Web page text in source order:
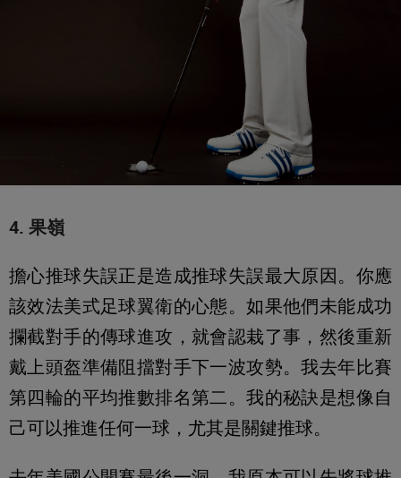
4. 果嶺
擔心推球失誤正是造成推球失誤最大原因。你應
該效法美式足球翼衛的心態。如果他們未能成功
攔截對手的傳球進攻，就會認栽了事，然後重新
戴上頭盔準備阻擋對手下一波攻勢。我去年比賽
第四輪的平均推數排名第二。我的秘訣是想像自
己可以推進任何一球，尤其是關鍵推球。